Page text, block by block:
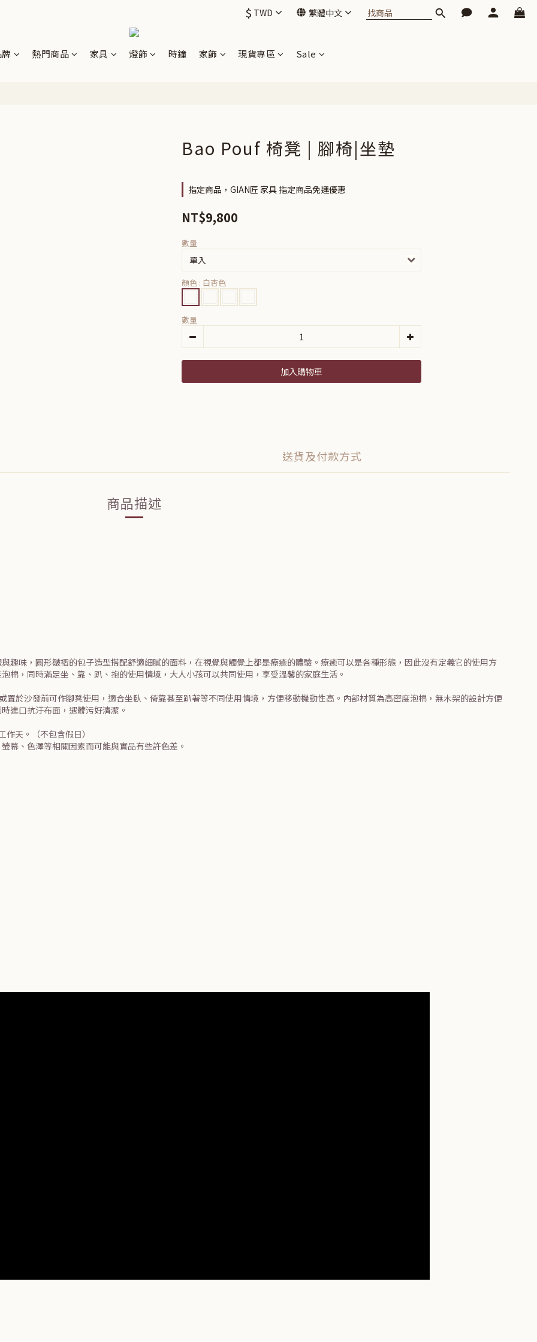
$ TWD 繁體中文
熱門商品 家具 燈飾 時鐘 家飾 現貨專區 Sale
Bao Pouf 椅凳 | 腳椅|坐墊
指定商品，GIAN匠 家具 指定商品免運優惠
NT$9,800
數量
顏色 : 白杏色
數量
加入購物車
送貨及付款方式
商品描述
趣味，圓形皺褶的包子造型搭配舒適細膩的面料，在視覺與觸覺上都是療癒的體驗。療癒可以是各種形態，因此沒有定義它的使用方
棉，同時滿足坐、靠、趴、抱的使用情境，大人小孩可以共同使用，享受溫馨的家庭生活。
於沙發前可作腳凳使用，適合坐臥、倚靠甚至趴著等不同使用情境，方便移動機動性高。內部材質為高密度泡棉，無木架的設計方便
進口抗汙布面，遇髒污好清潔。
天。（不包含假日）
幕、色澤等相關因素而可能與實品有些許色差。